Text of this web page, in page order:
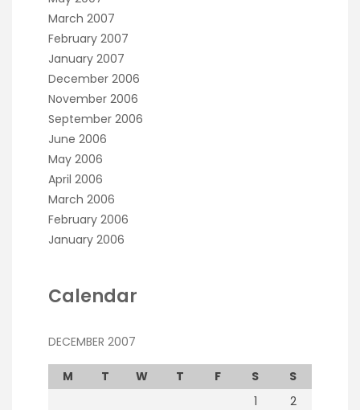
March 2007
February 2007
January 2007
December 2006
November 2006
September 2006
June 2006
May 2006
April 2006
March 2006
February 2006
January 2006
Calendar
DECEMBER 2007
M T W T F S
S
1
2